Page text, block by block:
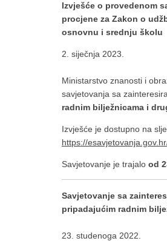
Izvješće o provedenom
procjene za Zakon o
osnovnu i srednju školu
2. siječnja 2023.
Ministarstvo znanosti i
savjetovanja sa
radnim bilježnicama i
Izvješće je dostupno na
https://
Savjetovanje je trajalo od
Savjetovanje sa
pripadajućim radnim
23. studenoga 2022.